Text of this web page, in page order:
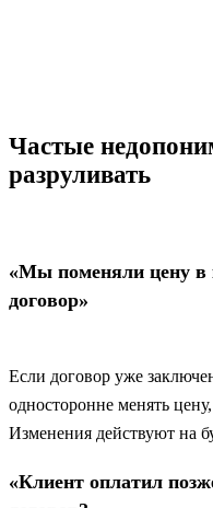
Частые
разруливать
«Мы поменяли цену в
договор»
Если договор уже
односторонне менять
Изменения действуют на
«Клиент оплатил